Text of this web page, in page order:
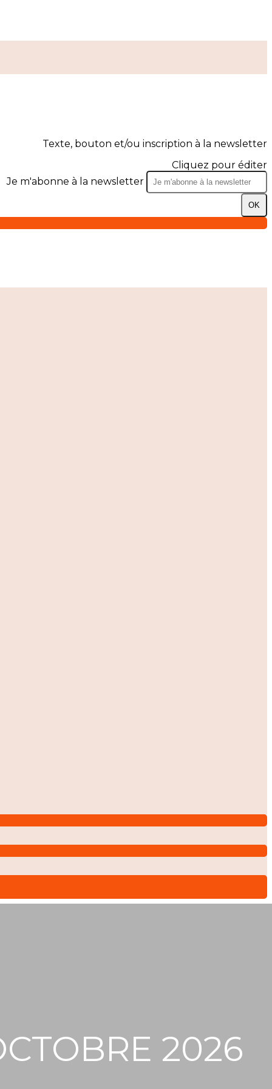
Texte, bouton et/ou inscription à la newsletter
Cliquez pour éditer
Je m'abonne à la newsletter
OK
2026